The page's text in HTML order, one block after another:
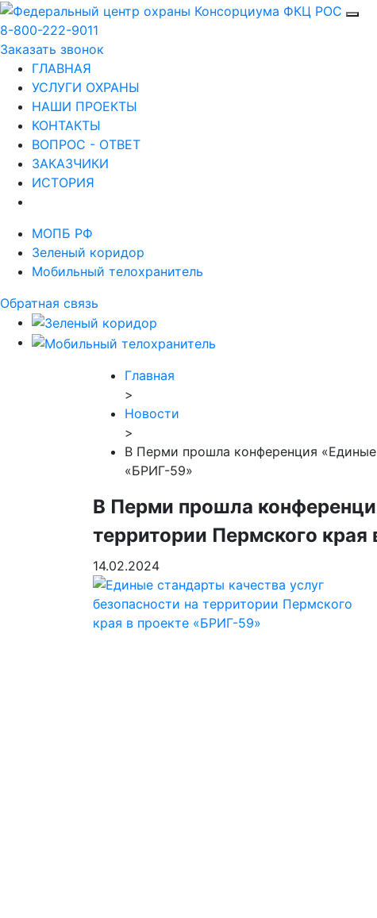
8-800-222-9011
Заказать звонок
ГЛАВНАЯ
УСЛУГИ ОХРАНЫ
НАШИ ПРОЕКТЫ
КОНТАКТЫ
ВОПРОС - ОТВЕТ
ЗАКАЗЧИКИ
ИСТОРИЯ
МОПБ РФ
Зеленый коридор
Мобильный телохранитель
Обратная связь
Главная
>
Новости
>
В Перми прошла конференция «Единые
«БРИГ-59»
В Перми прошла
территории Пермского
14.02.2024